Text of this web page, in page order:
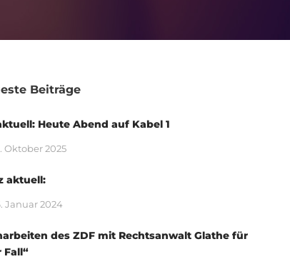
Beiträge
Heute Abend auf Kabel 1
Oktober 2025
aktuell:
Januar 2024
des ZDF mit Rechtsanwalt Glathe für
Fall“